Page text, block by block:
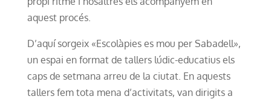
aquest procés.
D’aquí sorgeix «Escolàpies es mou per Sabadell»,
un espai en format de tallers lúdic-educatius els
caps de setmana arreu de la ciutat. En aquests
tallers fem tota mena d’activitats, van dirigits a